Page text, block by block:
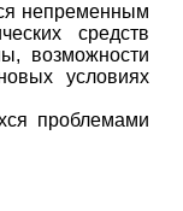
непременным
средств
возможности
условиях
проблемами